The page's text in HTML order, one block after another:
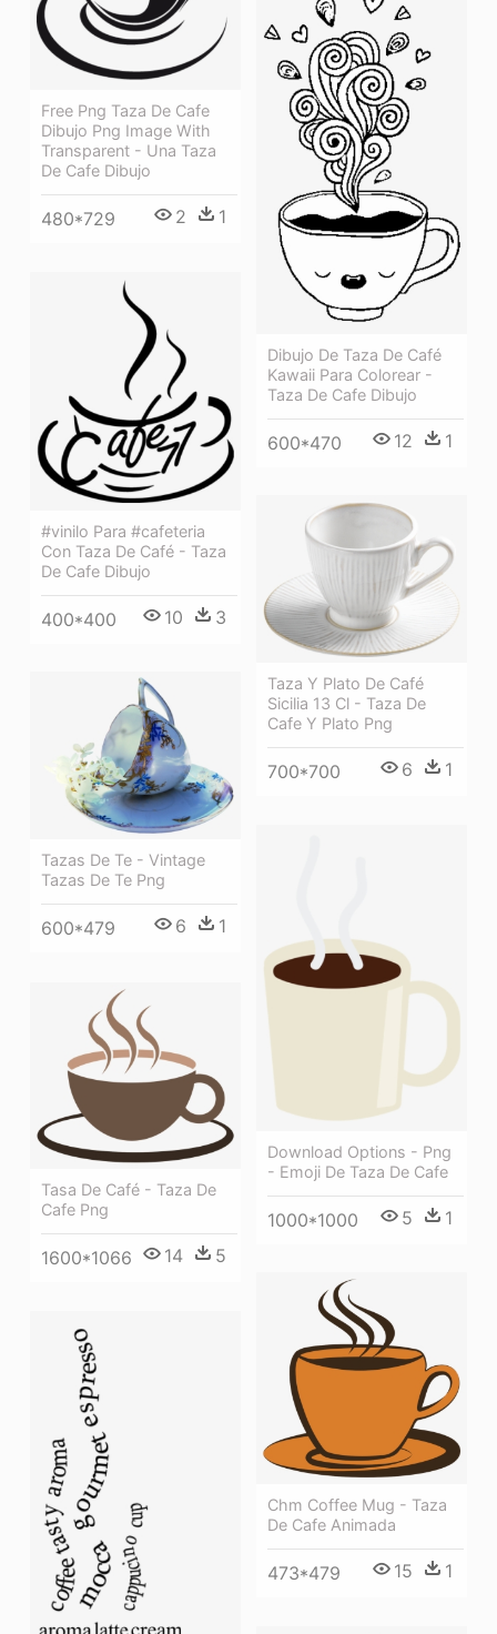
Free Png Taza De Cafe
Dibujo Png Image With
Transparent - Una Taza
De Cafe Dibujo
480*729 2 1
Dibujo De Taza De Café
Kawaii Para Colorear -
Taza De Cafe Dibujo
600*470 12 1
#vinilo Para #cafeteria
Con Taza De Café - Taza
De Cafe Dibujo
400*400 10 3
Taza Y Plato De Café
Sicilia 13 Cl - Taza De
Cafe Y Plato Png
700*700 6 1
Tazas De Te - Vintage
Tazas De Te Png
600*479 6 1
Download Options - Png
- Emoji De Taza De Cafe
1000*1000 5 1
Tasa De Café - Taza De
Cafe Png
1600*1066 14 5
Chm Coffee Mug - Taza
De Cafe Animada
473*479 15 1